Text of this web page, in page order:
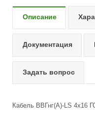
Описание
Документация
Задать вопрос
Кабель ВВГнг(А)-LS